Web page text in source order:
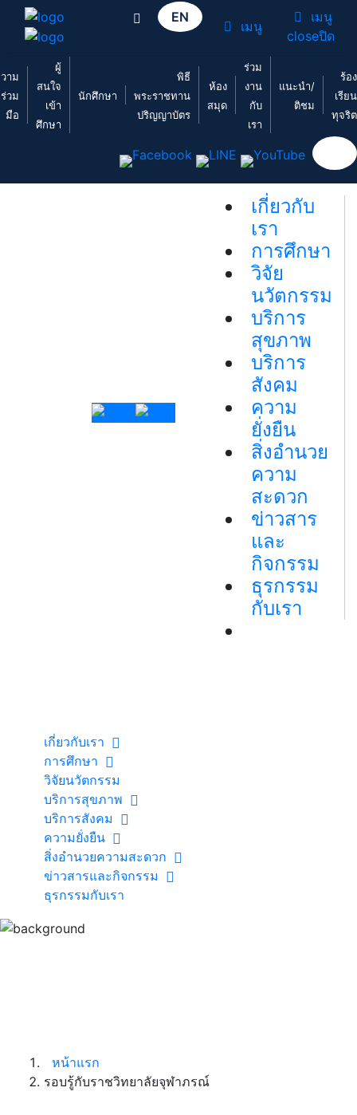
EN
เมนู
เมนู
closeปิด
าม
ร่วม
มือ
ผู้
สนใจ
เข้า
ศึกษา
นักศึกษา
พิธี
พระราชทาน
ปริญญาบัตร
ห้อง
สมุด
ร่วม
งาน
กับ
เรา
แนะนำ/
ติชม
ร้อง
เรียน
ทุจริต
เกี่ยวกับ
เรา
การศึกษา
วิจัย
นวัตกรรม
บริการ
สุขภาพ
บริการ
สังคม
ความ
ยั่งยืน
สิ่งอำนวย
ความ
สะดวก
ข่าวสาร
และ
กิจกรรม
ธุรกรรม
กับเรา
เกี่ยวกับเรา
การศึกษา
วิจัยนวัตกรรม
บริการสุขภาพ
บริการสังคม
ความยั่งยืน
สิ่งอำนวยความสะดวก
ข่าวสารและกิจกรรม
ธุรกรรมกับเรา
หน้าแรก
รอบรู้กับราชวิทยาลัยจุฬาภรณ์